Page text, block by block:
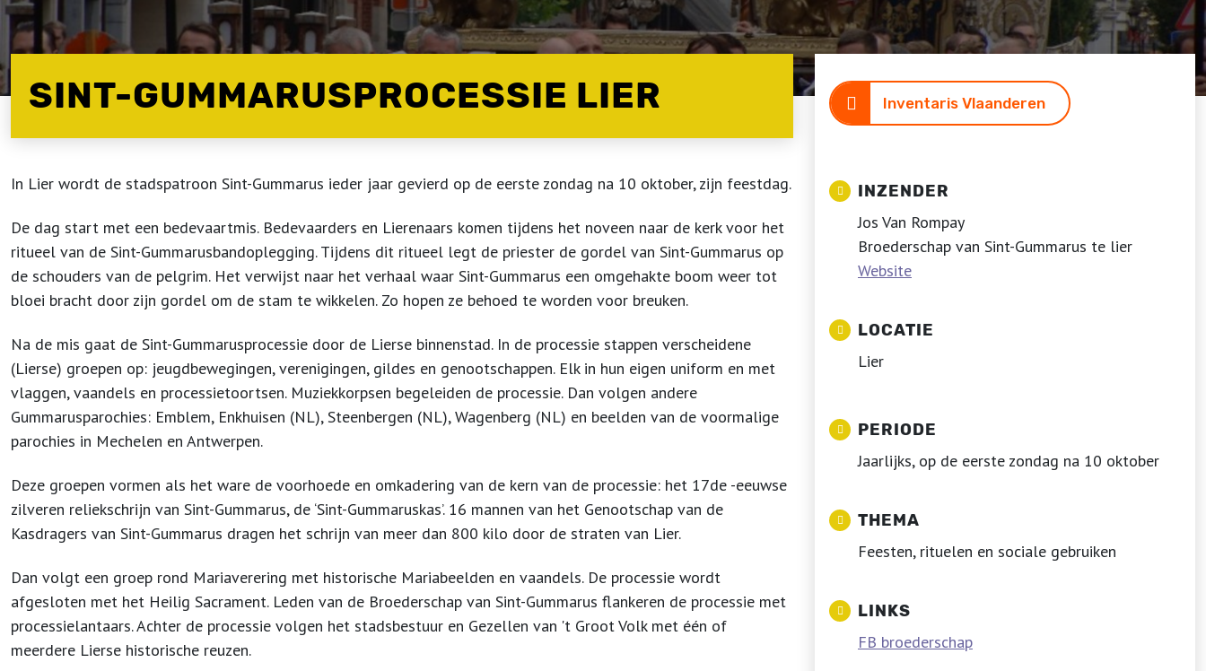
SINT-GUMMARUSPROCESSIE LIER
In Lier wordt de stadspatroon Sint-Gummarus ieder jaar gevierd op de eerste zondag na 10 oktober, zijn feestdag.
De dag start met een bedevaartmis. Bedevaarders en Lierenaars komen tijdens het noveen naar de kerk voor het
ritueel van de Sint-Gummarusbandoplegging. Tijdens dit ritueel legt de priester de gordel van Sint-Gummarus op
de schouders van de pelgrim. Het verwijst naar het verhaal waar Sint-Gummarus een omgehakte boom weer tot
bloei bracht door zijn gordel om de stam te wikkelen. Zo hopen ze behoed te worden voor breuken.
Na de mis gaat de Sint-Gummarusprocessie door de Lierse binnenstad. In de processie stappen verscheidene
(Lierse) groepen op: jeugdbewegingen, verenigingen, gildes en genootschappen. Elk in hun eigen uniform en met
vlaggen, vaandels en processietoortsen. Muziekkorpsen begeleiden de processie. Dan volgen andere
Gummarusparochies: Emblem, Enkhuisen (NL), Steenbergen (NL), Wagenberg (NL) en beelden van de voormalige
parochies in Mechelen en Antwerpen.
Deze groepen vormen als het ware de voorhoede en omkadering van de kern van de processie: het 17de -eeuwse
zilveren reliekschrijn van Sint-Gummarus, de ‘Sint-Gummaruskas’. 16 mannen van het Genootschap van de
Kasdragers van Sint-Gummarus dragen het schrijn van meer dan 800 kilo door de straten van Lier.
Dan volgt een groep rond Mariaverering met historische Mariabeelden en vaandels. De processie wordt
afgesloten met het Heilig Sacrament. Leden van de Broederschap van Sint-Gummarus flankeren de processie met
processielantaars. Achter de processie volgen het stadsbestuur en Gezellen van 't Groot Volk met één of
meerdere Lierse historische reuzen.
Inventaris Vlaanderen
INZENDER
Jos Van Rompay
Broederschap van Sint-Gummarus te lier
Website
LOCATIE
Lier
PERIODE
Jaarlijks, op de eerste zondag na 10 oktober
THEMA
Feesten, rituelen en sociale gebruiken
LINKS
FB broederschap